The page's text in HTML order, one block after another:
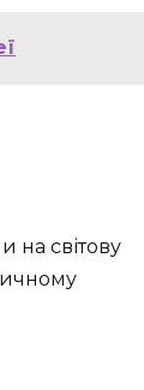
на світову